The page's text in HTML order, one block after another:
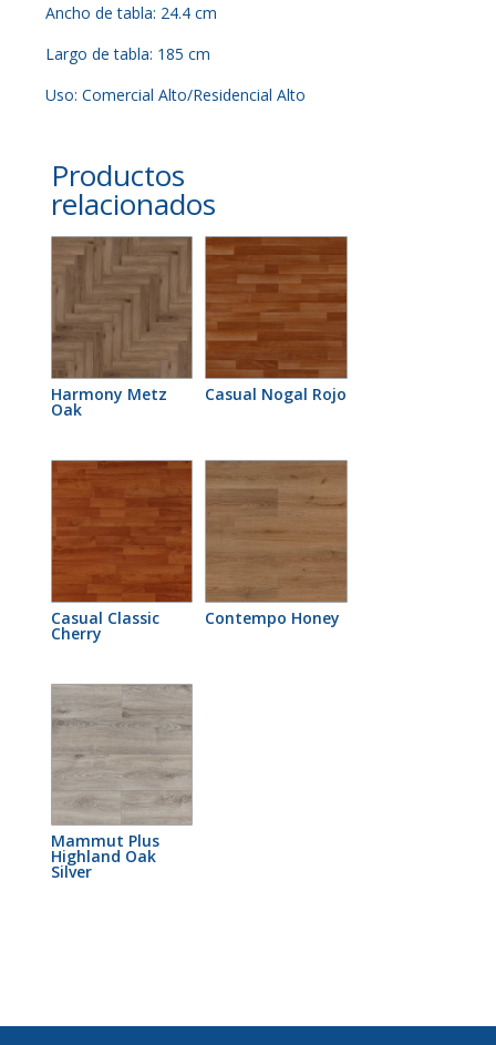
Ancho de tabla: 24.4 cm
Largo de tabla: 185 cm
Uso: Comercial Alto/Residencial Alto
Productos
relacionados
Harmony Metz
Oak
Casual Nogal Rojo
Casual Classic
Cherry
Contempo Honey
Mammut Plus
Highland Oak
Silver